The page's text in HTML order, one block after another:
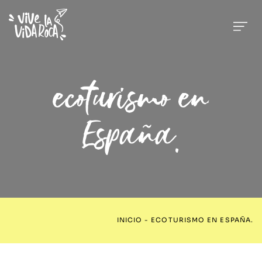
ecoturismo en
España.
INICIO - ECOTURISMO EN ESPAÑA.